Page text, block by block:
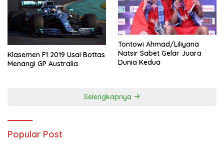
Klasemen F1 2019 Usai Bottas
Menangi GP Australia
Tontowi Ahmad/Liliyana
Natsir Sabet Gelar Juara
Dunia Kedua
Selengkapnya
Popular Post